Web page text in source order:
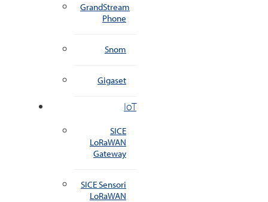
GrandStream
Phone
Snom
Gigaset
IoT
SICE
LoRaWAN
Gateway
SICE Sensori
LoRaWAN